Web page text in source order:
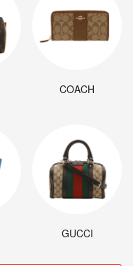
COACH
GUCCI